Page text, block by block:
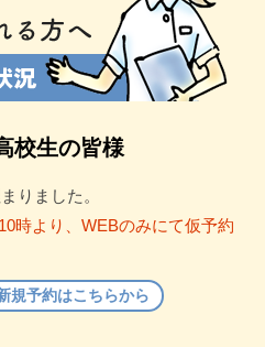
校生の皆様
りました。
時より、WEBのみにて仮予約
規予約はこちらから